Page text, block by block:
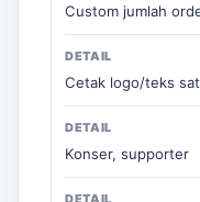
Custom jumlah
Cetak logo/teks
Konser, supporter